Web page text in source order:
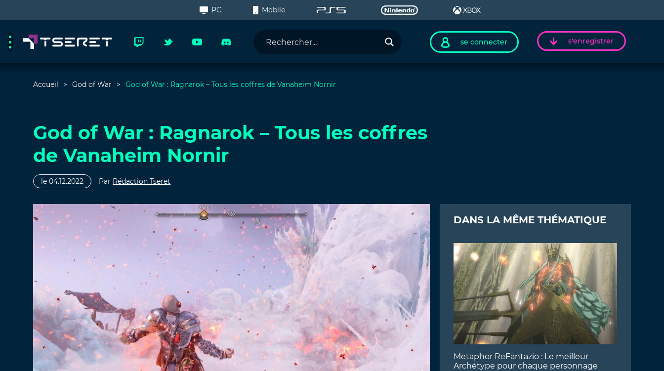
PC Mobile
se connecter s'enregistrer
Accueil God of War God of War : Ragnarok – Tous les coffres de Vanaheim Nornir
God of War : Ragnarok – Tous les coffres
de Vanaheim Nornir
le 04.12.2022 Par Rédaction Tseret
DANS LA MÊME THÉMATIQUE
Metaphor ReFantazio : Le meilleur
Archétype pour chaque personnage